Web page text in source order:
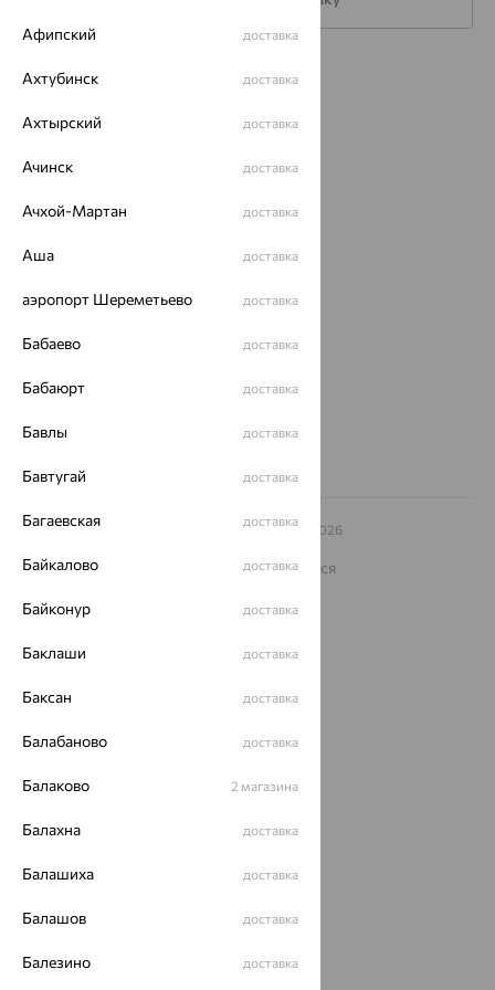
Каталог
Акции
Доставка
ул. Зегеля, 27/2
8 (800) 250-02-30
© ООО «Ювелирный дом «Кристалл»,2009 – 2026
На информационном ресурсе применяются
ОГРН 1044800168379
Афипский доставка
Ахтубинск доставка
Ахтырский доставка
Ачинск доставка
Ачхой-Мартан доставка
Аша доставка
аэропорт Шереметьево доставка
Бабаево доставка
Бабаюрт доставка
Бавлы доставка
Бавтугай доставка
Багаевская доставка
Байкалово доставка
Байконур доставка
Баклаши доставка
Баксан доставка
Балабаново доставка
Балаково 2 магазина
Балахна доставка
Балашиха доставка
Балашов доставка
Балезино доставка